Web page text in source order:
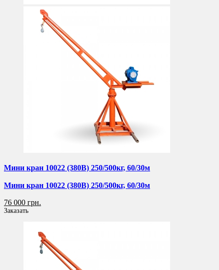
Мини кран 10022 (380В) 250/500кг, 60/30м
Мини кран 10022 (380В) 250/500кг, 60/30м
76 000 грн.
Заказать